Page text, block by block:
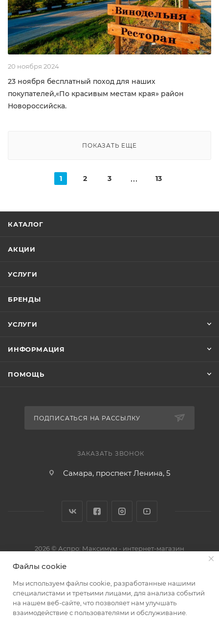
20 ноября 2024
23 ноября бесплатный поход для наших
покупателей,«По красивым местам края» район
Новороссийска.
ПОКАЗАТЬ ЕЩЕ
1 2 3 13
КАТАЛОГ
АКЦИИ
УСЛУГИ
БРЕНДЫ
УСЛУГИ
ИНФОРМАЦИЯ
ПОМОЩЬ
ПОДПИСАТЬСЯ НА РАССЫЛКУ
ЗАКАЗАТЬ ЗВОНОК
Самара, проспект Ленина, 5
2026 © Аспро: Максимум - интернет-магазин
Файлы cookie
Мы используем файлы cookie, разработанные нашими
специалистами и третьими лицами, для анализа событий
на нашем веб-сайте, что позволяет нам улучшать
взаимодействие с пользователями и обслуживание.